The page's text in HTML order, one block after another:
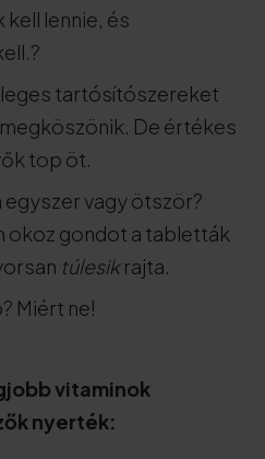
kell lennie, és
tartósítószereket
De értékes
top öt.
egyszer vagy ötször?
okoz gondot a tabletták
túlesikrajta.
Miért ne!
vitaminok
nyerték: